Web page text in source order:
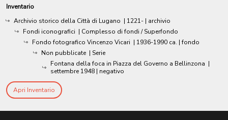
Inventario
Archivio storico della Città di Lugano | 1221- | archivio
Fondi iconografici | Complesso di fondi / Superfondo
Fondo fotografico Vincenzo Vicari | 1936-1990 ca. | fondo
Non pubblicate | Serie
Fontana della foca in Piazza del Governo a Bellinzona |
settembre 1948 | negativo
Apri Inventario